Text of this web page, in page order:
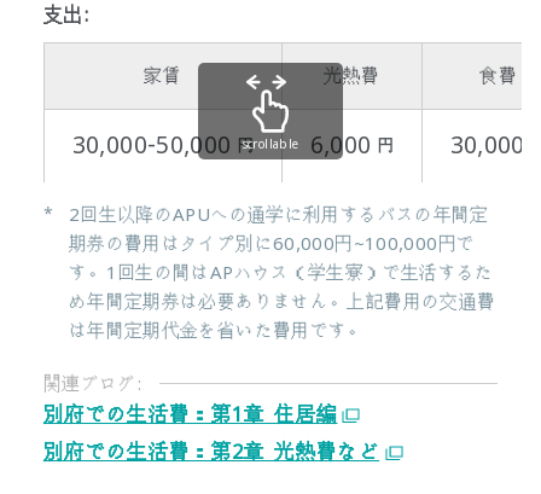
支出:
家賃 光熱費 食費
30,000-50,000 円 6,000 円 30,000
scrollable
*
2回生以降のAPUへの通学に利用するバスの年間定
期券の費用はタイプ別に60,000円~100,000円で
す。1回生の間はAPハウス（学生寮）で生活するた
め年間定期券は必要ありません。上記費用の交通費
は年間定期代金を省いた費用です。
関連ブログ:
別府での生活費：第1章 住居編
別府での生活費：第2章 光熱費など